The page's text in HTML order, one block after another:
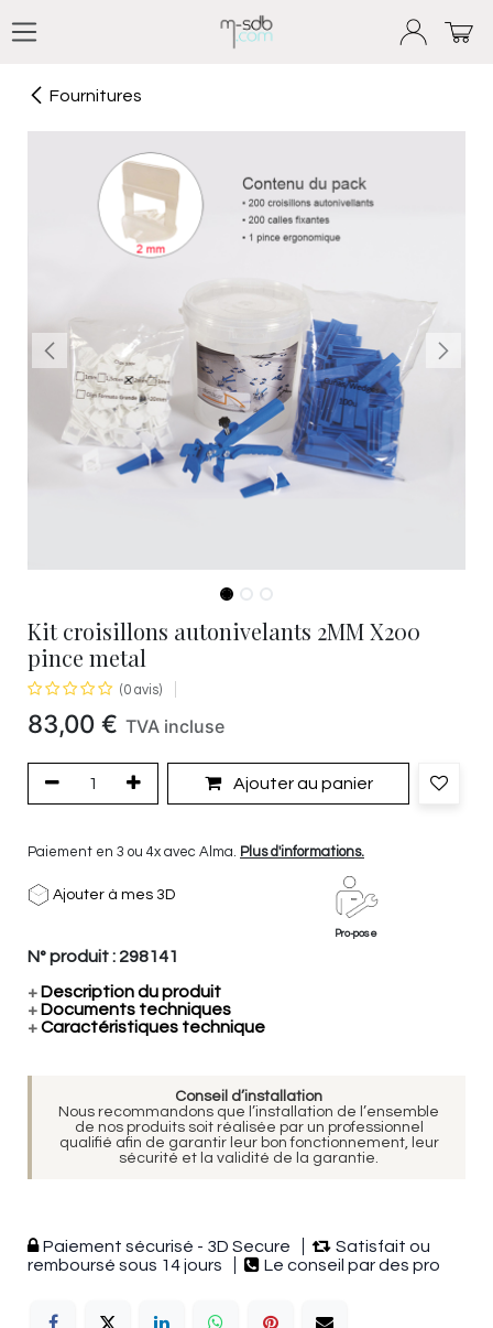
Fournitures
Kit croisillons autonivelants 2MM X200
pince metal
(0 avis)
83,00 € TVA incluse
Ajouter au panier
Paiement en 3 ou 4x avec Alma. Plus d'informations.
Ajouter à mes 3D
Pro-pose
N° produit : 298141
+ Description du produit
+ Documents techniques
+Caractéristiques technique
Conseil d’installation
Nous recommandons que l’installation de l’ensemble
de nos produits soit réalisée par un professionnel
qualifié afin de garantir leur bon fonctionnement, leur
sécurité et la validité de la garantie.
Paiement sécurisé - 3D Secure
Satisfait ou
remboursé sous 14 jours
Le conseil par des pro